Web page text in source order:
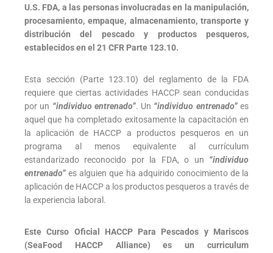
U.S. FDA, a las personas involucradas en la manipulación,
procesamiento, empaque, almacenamiento, transporte y
distribución del pescado y productos pesqueros,
establecidos en el 21 CFR Parte 123.10.
Esta sección (Parte 123.10) del reglamento de la FDA
requiere que ciertas actividades HACCP sean conducidas
por un “individuo entrenado”. Un “individuo entrenado” es
aquel que ha completado exitosamente la capacitación en
la aplicación de HACCP a productos pesqueros en un
programa al menos equivalente al currículum
estandarizado reconocido por la FDA, o un “individuo
entrenado” es alguien que ha adquirido conocimiento de la
aplicación de HACCP a los productos pesqueros a través de
la experiencia laboral.
Este Curso Oficial HACCP Para Pescados y Mariscos
(SeaFood HACCP Alliance) es un curriculum